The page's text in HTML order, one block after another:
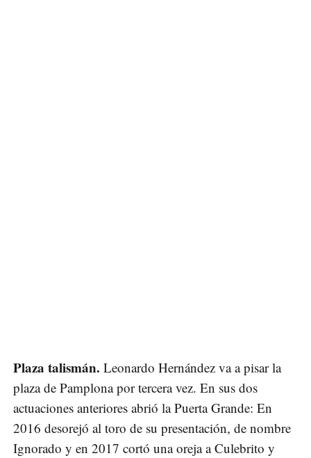
Plaza talismán. Leonardo Hernández va a pisar la
plaza de Pamplona por tercera vez. En sus dos
actuaciones anteriores abrió la Puerta Grande: En
2016 desorejó al toro de su presentación, de nombre
Ignorado y en 2017 cortó una oreja a Culebrito y